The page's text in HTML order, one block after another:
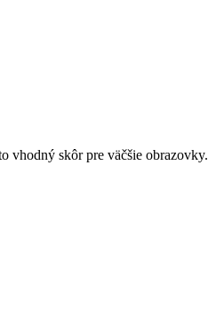
vhodný skôr pre väčšie obrazovky.